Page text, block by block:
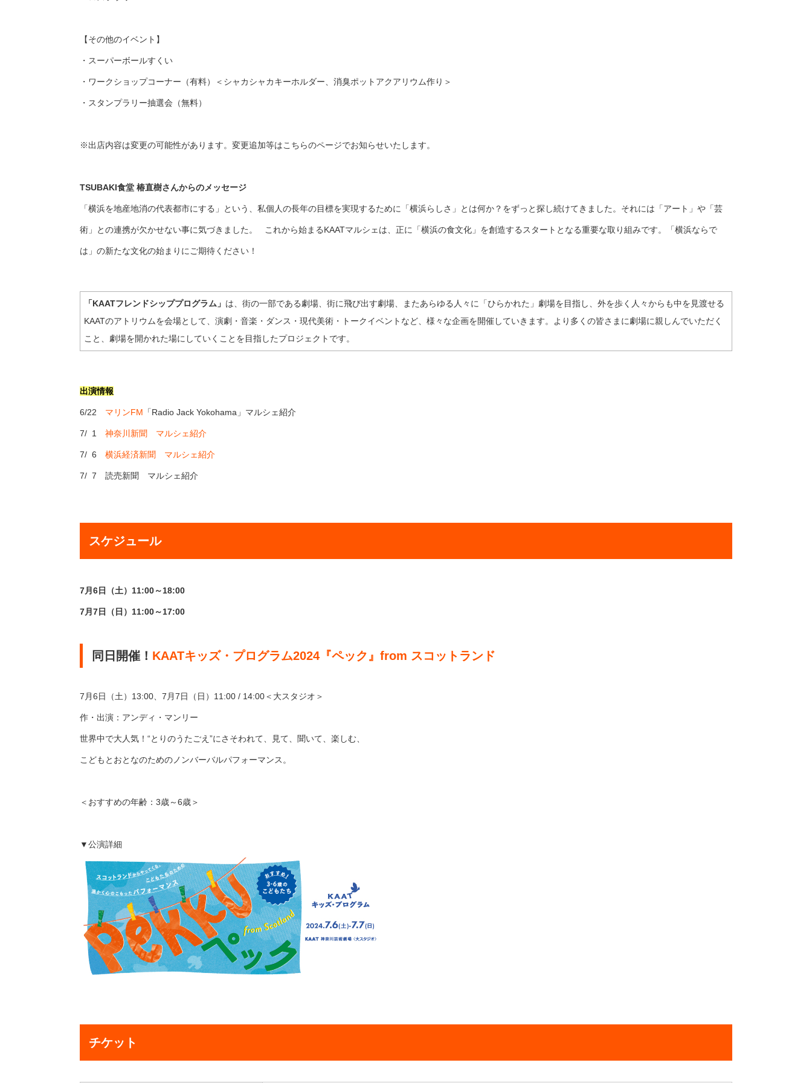
【その他のイベント】
・スーパーボールすくい
・ワークショップコーナー（有料）＜シャカシャカキーホルダー、消臭ポットアクアリウム作り＞
・スタンプラリー抽選会（無料）
※出店内容は変更の可能性があります。変更追加等はこちらのページでお知らせいたします。
TSUBAKI食堂 椿直樹さんからのメッセージ
「横浜を地産地消の代表都市にする」という、私個人の長年の目標を実現するために「横浜らしさ」とは何か？をずっと探し続けてきました。それには「アート」や「芸
術」との連携が欠かせない事に気づきました。 これから始まるKAATマルシェは、正に「横浜の食文化」を創造するスタートとなる重要な取り組みです。「横浜ならで
は」の新たな文化の始まりにご期待ください！
「KAATフレンドシッププログラム」 は、街の一部である劇場、街に飛び出す劇場、またあらゆる人々に「ひらかれた」劇場を目指し、外を歩く人々からも中を見渡せる
KAATのアトリウムを会場として、演劇・音楽・ダンス・現代美術・トークイベントなど、様々な企画を開催していきます。より多くの皆さまに劇場に親しんでいただく
こと、劇場を開かれた場にしていくことを目指したプロジェクトです。
出演情報
6/22 マリンFM 「Radio Jack Yokohama」マルシェ紹介
7/ 1 神奈川新聞 マルシェ紹介
7/ 6 横浜経済新聞 マルシェ紹介
7/ 7 読売新聞 マルシェ紹介
スケジュール
7月6日（土）11:00～18:00
7月7日（日）11:00～17:00
同日開催！ KAATキッズ・プログラム2024『ペック』from スコットランド
7月6日（土）13:00、7月7日（日）11:00 / 14:00＜大スタジオ＞
作・出演：アンディ・マンリー
世界中で大人気！“とりのうたごえ”にさそわれて、見て、聞いて、楽しむ、
こどもとおとなのためのノンバーバルパフォーマンス。
＜おすすめの年齢：3歳～6歳＞
▼公演詳細
チケット